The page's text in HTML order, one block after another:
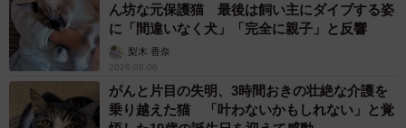
ん坊な元保護猫 最後は飼い主にダイブする姿
に「間違いなく犬」「完全に親子」と反響
梨木 香奈
2026.08.06
がんと片目の失明、3時間おきの壮絶な介護を
乗り越えた猫 「叶わないかもしれない」と覚